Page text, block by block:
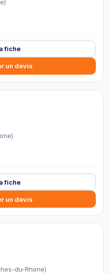
fiche
un devis
fiche
un devis
du-Rhone)